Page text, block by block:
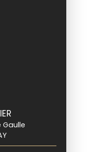
Gaulle